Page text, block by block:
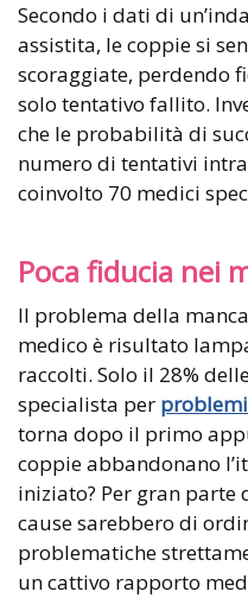
Secondo i dati di
assistita, le coppie si
scoraggiate, perdendo
solo tentativo fallito.
che le probabilità di
numero di tentativi
coinvolto 70 medici
Poca fiducia nei
Il problema della
medico è risultato
raccolti. Solo il 28%
specialista per
torna dopo il primo
coppie abbandonano
iniziato? Per gran
cause sarebbero di
problematiche
un cattivo rapporto